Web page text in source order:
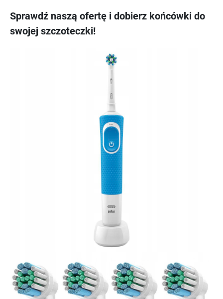
Sprawdź naszą ofertę i dobierz końcówki do
swojej szczoteczki!